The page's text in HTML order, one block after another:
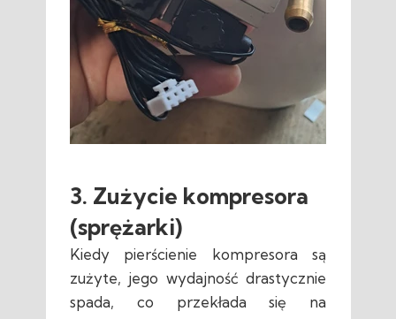
3. Zużycie kompresora
(sprężarki)
Kiedy pierścienie kompresora są
zużyte, jego wydajność drastycznie
spada, co przekłada się na